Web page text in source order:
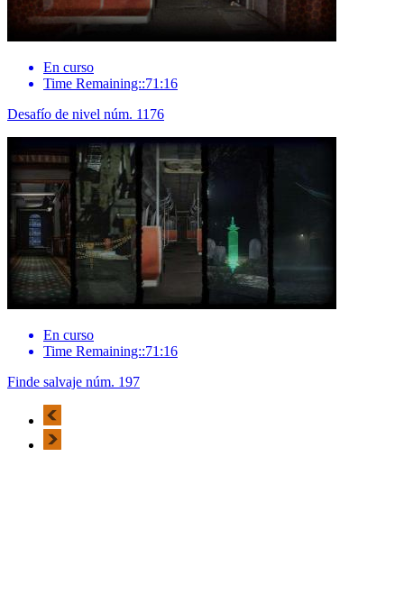
En curso
Time Remaining::71:16
Desafío de nivel núm. 1176
En curso
Time Remaining::71:16
Finde salvaje núm. 197